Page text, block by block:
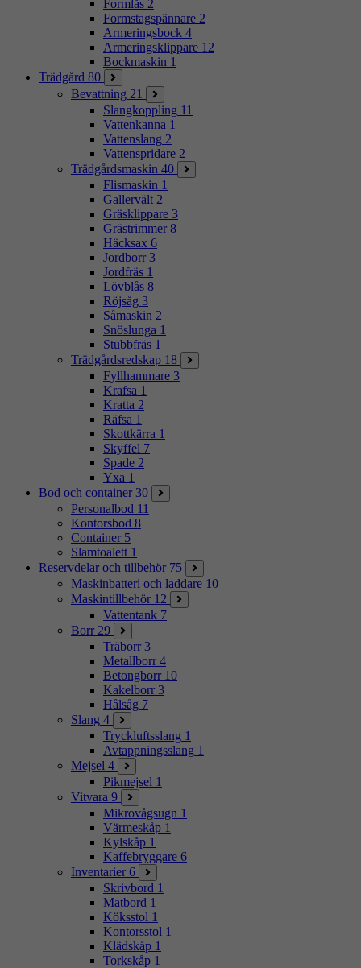
Formlås 2
Formstagspännare 2
Armeringsbock 4
Armeringsklippare 12
Bockmaskin 1
Trädgård 80
Bevattning 21
Slangkoppling 11
Vattenkanna 1
Vattenslang 2
Vattenspridare 2
Trädgårdsmaskin 40
Flismaskin 1
Gallervält 2
Gräsklippare 3
Grästrimmer 8
Häcksax 6
Jordborr 3
Jordfräs 1
Lövblås 8
Röjsåg 3
Såmaskin 2
Snöslunga 1
Stubbfräs 1
Trädgårdsredskap 18
Fyllhammare 3
Krafsa 1
Kratta 2
Räfsa 1
Skottkärra 1
Skyffel 7
Spade 2
Yxa 1
Bod och container 30
Personalbod 11
Kontorsbod 8
Container 5
Slamtoalett 1
Reservdelar och tillbehör 75
Maskinbatteri och laddare 10
Maskintillbehör 12
Vattentank 7
Borr 29
Träborr 3
Metallborr 4
Betongborr 10
Kakelborr 3
Hålsåg 7
Slang 4
Tryckluftsslang 1
Avtappningsslang 1
Mejsel 4
Pikmejsel 1
Vitvara 9
Mikrovågsugn 1
Värmeskåp 1
Kylskåp 1
Kaffebryggare 6
Inventarier 6
Skrivbord 1
Matbord 1
Köksstol 1
Kontorsstol 1
Klädskåp 1
Torkskåp 1